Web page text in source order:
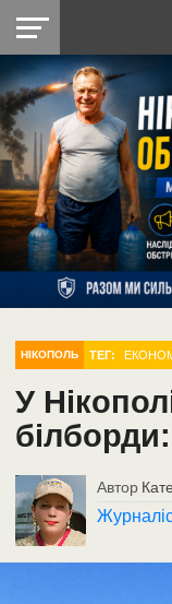
НІКОПОЛЬ
РАЙОН
СІЧЕСЛАВСЬКА
УКРАЇНА
РЕТРО
НІКОПОЛЬ
ЛАЙТ
УКРАЇНА
ДОПОМОГА
РАДІО
НІКОПОЛЬ ТЕГ:
У
Автор